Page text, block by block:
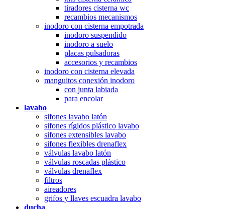
tiradores cisterna wc
recambios mecanismos
inodoro con cisterna empotrada
inodoro suspendido
inodoro a suelo
placas pulsadoras
accesorios y recambios
inodoro con cisterna elevada
manguitos conexión inodoro
con junta labiada
para encolar
lavabo
sifones lavabo latón
sifones rígidos plástico lavabo
sifones extensibles lavabo
sifones flexibles drenaflex
válvulas lavabo latón
válvulas roscadas plástico
válvulas drenaflex
filtros
aireadores
grifos y llaves escuadra lavabo